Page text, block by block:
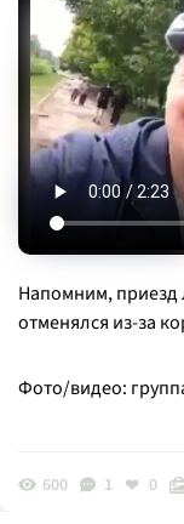
Напомним, приезд
отменялся из-за
Фото/видео:
600 1 0